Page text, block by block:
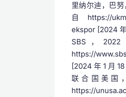
里纳尔迪，巴
自 https://
ekspor [2024 年
SBS，
https://
[2024 年 1 月 18
联合国美国
https://